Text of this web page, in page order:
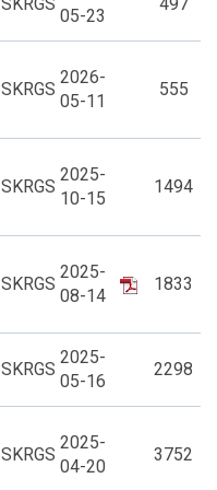
05-23
SKRGS
2026-
05-11
555
SKRGS
2025-
10-15
1494
SKRGS
2025-
08-14
1833
SKRGS
2025-
05-16
2298
SKRGS
2025-
04-20
3752